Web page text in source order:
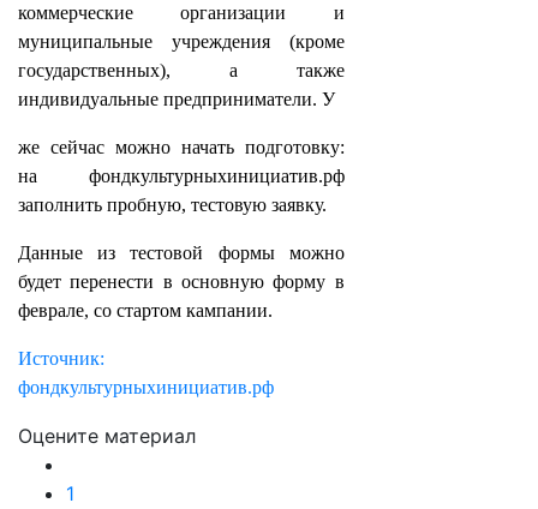
коммерческие организации и
муниципальные учреждения (кроме
государственных), а также
индивидуальные предприниматели. У
же сейчас можно начать подготовку:
на фондкультурныхинициатив.рф
заполнить пробную, тестовую заявку.
Данные из тестовой формы можно
будет перенести в основную форму в
феврале, со стартом кампании.
Источник:
фондкультурныхинициатив.рф
Оцените материал
1